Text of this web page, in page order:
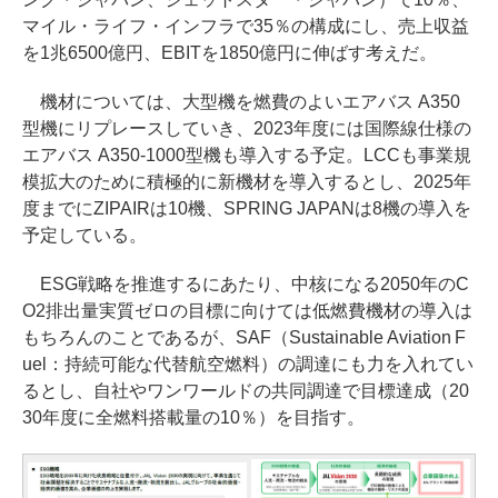
マイル・ライフ・インフラで35％の構成にし、売上収益
を1兆6500億円、EBITを1850億円に伸ばす考えだ。
機材については、大型機を燃費のよいエアバス A350
型機にリプレースしていき、2023年度には国際線仕様の
エアバス A350-1000型機も導入する予定。LCCも事業規
模拡大のために積極的に新機材を導入するとし、2025年
度までにZIPAIRは10機、SPRING JAPANは8機の導入を
予定している。
ESG戦略を推進するにあたり、中核になる2050年のC
O2排出量実質ゼロの目標に向けては低燃費機材の導入は
もちろんのことであるが、SAF（Sustainable Aviation F
uel：持続可能な代替航空燃料）の調達にも力を入れてい
るとし、自社やワンワールドの共同調達で目標達成（20
30年度に全燃料搭載量の10％）を目指す。